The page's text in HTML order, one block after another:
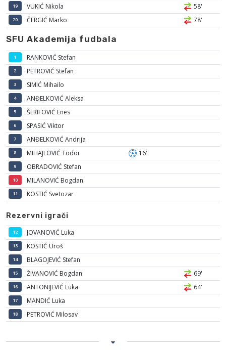
19 VUKIĆ Nikola 58'
20 ČERGIĆ Marko 78'
SFU Akademija fudbala
1 RANKOVIĆ Stefan
2 PETROVIĆ Stefan
3 SIMIĆ Mihailo
4 ANĐELKOVIĆ Aleksa
5 ŠERIFOVIĆ Enes
6 SPASIĆ Viktor
7 ANĐELKOVIĆ Andrija
8 MIHAJLOVIĆ Todor 16'
9 OBRADOVIĆ Stefan
10 MILANOVIĆ Bogdan
11 KOSTIĆ Svetozar
Rezervni igrači
12 JOVANOVIĆ Luka
13 KOSTIĆ Uroš
14 BLAGOJEVIĆ Stefan
15 ŽIVANOVIĆ Bogdan 69'
16 ANTONIJEVIĆ Luka 64'
17 MANDIĆ Luka
18 PETROVIĆ Milosav